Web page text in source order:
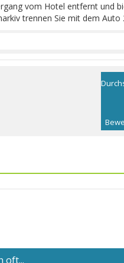
vom Hotel entfernt und
trennen Sie mit dem Auto
oft...